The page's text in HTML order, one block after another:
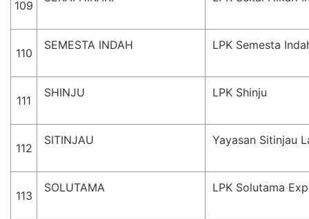
109
110
SEMESTA INDAH LPK Semesta
111
SHINJU LPK Shinju
112
SITINJAU Yayasan Sitinjau
113
SOLUTAMA LPK Solutama